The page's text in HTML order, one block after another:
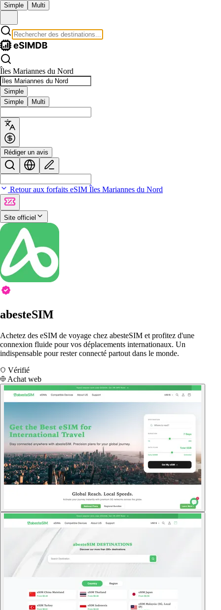
Simple Multi
Îles Mariannes du Nord
Simple
Simple
Multi
Rédiger un avis
Retour aux forfaits eSIM Îles Mariannes du Nord
Site officiel
abesteSIM
Achetez des eSIM de voyage chez abesteSIM et profitez d'une
connexion fluide pour vos déplacements internationaux. Un
indispensable pour rester connecté partout dans le monde.
Vérifié
Achat web